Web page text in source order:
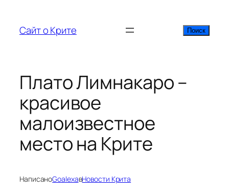
содержимому
Сайт о Крите Поиск
Поиск
Плато Лимнакаро –
красивое
малоизвестное
место на Крите
НаписаноGoalexaвНовости Крита